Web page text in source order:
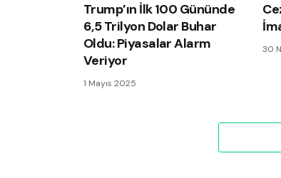
Trump’ın İlk 100 Gününde
6,5 Trilyon Dolar Buhar
Oldu: Piyasalar Alarm
Veriyor
1 Mayıs 2025
30